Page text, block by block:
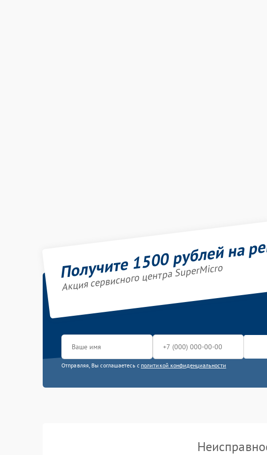
Получите 1500 рублей на
Акция сервисного центра SuperMicro
Отправляя, Вы соглашаетесь с политикой конфиденциальности